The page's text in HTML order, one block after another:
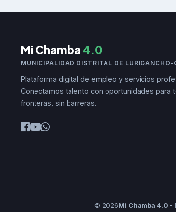
Mi Chamba 4.0
MUNICIPALIDAD DISTRITAL DE LURIGANCHO-
Plataforma digital de empleo y servicios
Conectamos talento con oportunidades para
fronteras, sin barreras.
© 2026Mi Chamba 4.0